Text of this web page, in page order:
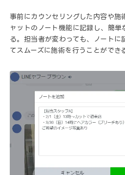
事前にカウンセリングした内容や
ャットのノート機能に記録し、簡単
る。担当者が変わっても、ノートに
てスムーズに施術を行うことができ